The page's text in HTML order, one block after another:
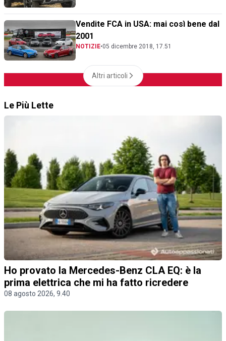
Vendite FCA in USA: mai così bene dal
2001
NOTIZIE•05 dicembre 2018, 17.51
Altri articoli
Le Più Lette
Ho provato la Mercedes-Benz CLA EQ: è la
prima elettrica che mi ha fatto ricredere
08 agosto 2026, 9.40